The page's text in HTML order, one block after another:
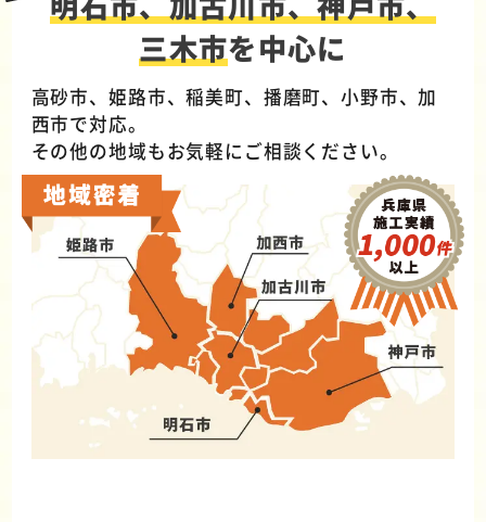
三木市を中心に
高砂市、姫路市、稲美町、播磨町、小野市、加
西市で対応。
その他の地域もお気軽にご相談ください。